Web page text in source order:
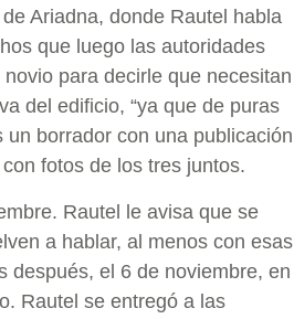
Ariadna, donde Rautel habla
que luego las autoridades
para decirle que necesitan
del edificio, “ya que de puras
borrador con una publicación
fotos de los tres juntos.
Rautel le avisa que se
a hablar, al menos con esas
después, el 6 de noviembre, en
Rautel se entregó a las